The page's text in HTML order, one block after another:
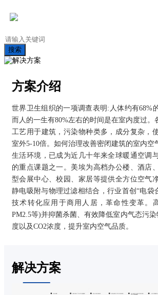
搜索
方案介绍
世界卫生组织的一项调查表明:人体约有68%
而人的一生有80%左右的时间是在室内度过。
工艺用于建筑，污染物种类多，成分复杂，
室外5-10倍。如何治理改善密闭建筑的室内空
生活环境，已成为近几十年来全球暖通空调
的重点课题之一。美埃为高档办公楼、酒店
型会展中心、校园、家居等提供全方位空气
静电吸附与物理过滤相结合，行业首创“电袋
技术转化应用于商用人居，革命性变革。
PM2.5等)并抑菌杀菌、有效降低室内气态污
度以及CO2浓度，提升室内空气品质。
解决方案